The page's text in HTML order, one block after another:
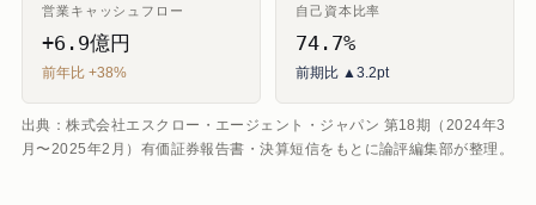
営業キャッシュフロー
+6.9億円
前年比 +38%
自己資本比率
74.7%
前期比 ▲3.2pt
出典：株式会社エスクロー・エージェント・ジャパン 第18期（2024年3
月〜2025年2月）有価証券報告書・決算短信をもとに論評編集部が整理。